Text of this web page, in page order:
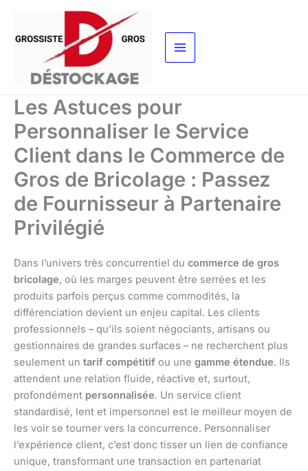
contenu
Les Astuces pour
Personnaliser le Service
Client dans le Commerce de
Gros de Bricolage : Passez
de Fournisseur à Partenaire
Privilégié
Dans l’univers très concurrentiel du commerce de gros
bricolage, où les marges peuvent être serrées et les
produits parfois perçus comme commodités, la
différenciation devient un enjeu capital. Les clients
professionnels – qu’ils soient négociants, artisans ou
gestionnaires de grandes surfaces – ne recherchent plus
seulement un tarif compétitif ou une gamme étendue. Ils
attendent une relation fluide, réactive et, surtout,
profondément personnalisée. Un service client
standardisé, lent et impersonnel est le meilleur moyen de
les voir se tourner vers la concurrence. Personnaliser
l’expérience client, c’est donc tisser un lien de confiance
unique, transformant une transaction en partenariat